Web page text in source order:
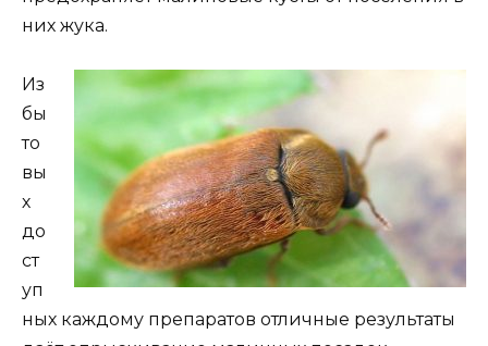
них жука.
Из
бы
то
вы
х
до
ст
уп
ных каждому препаратов отличные результаты